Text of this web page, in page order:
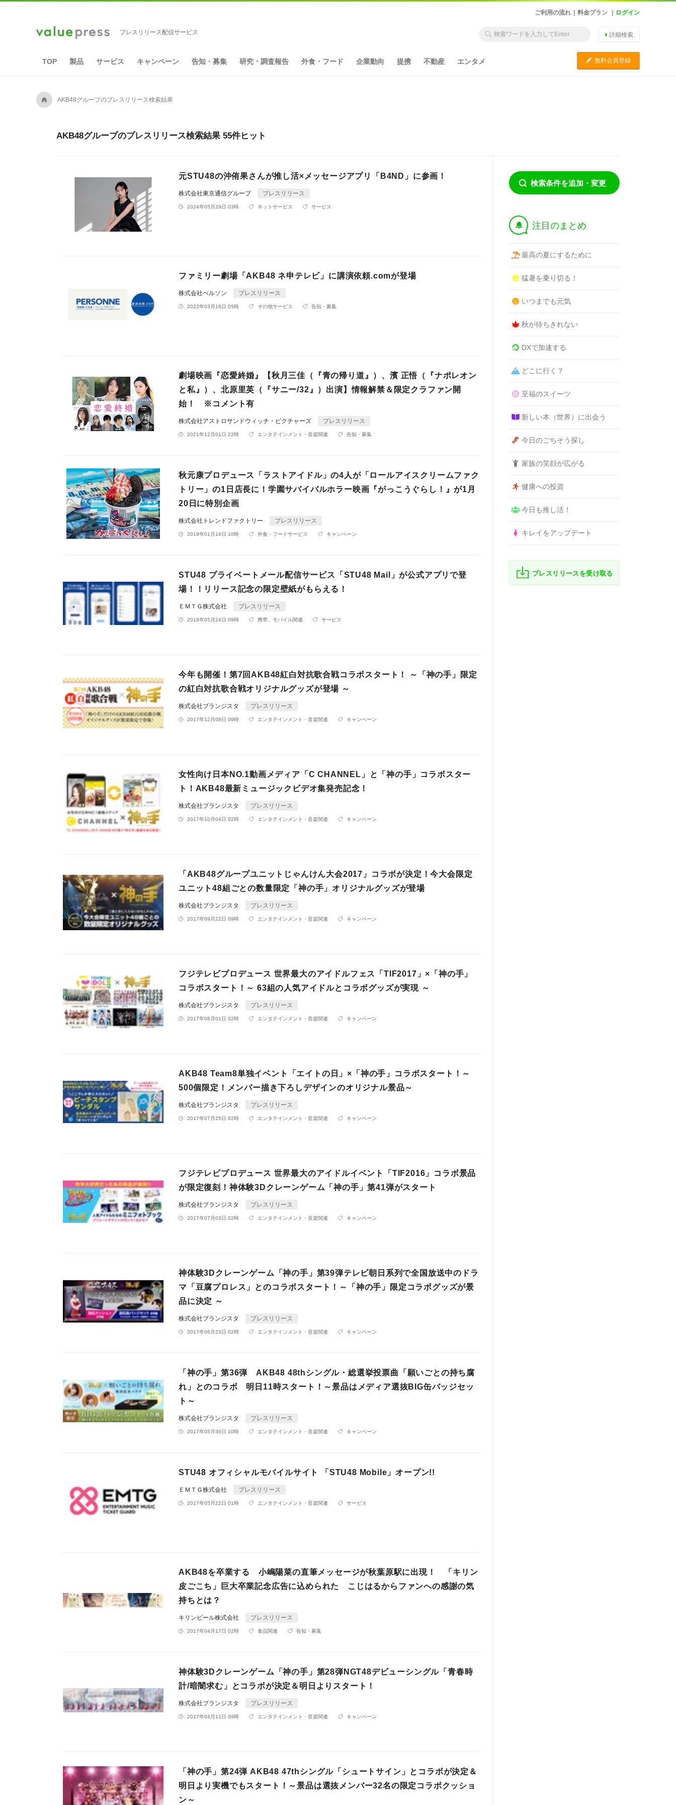
ご利用の流れ 料金プラン ログイン
プレスリリース配信サービス 詳細検索
TOP 製品 サービス キャンペーン 告知・募集 研究・調査報告 外食・フード 企業動向 提携 不動産 エンタメ C 無料会員登録
A AKB48グループのプレスリリース検索結果
AKB48グループのプレスリリース検索結果 55件ヒット
元STU48の沖侑果さんが推し活×メッセージアプリ「B4ND」に参画！
株式会社東京通信グループ プレスリリース
2024年05月29日 03時 ネットサービス サービス
ファミリー劇場「AKB48 ネ申テレビ」に講演依頼.comが登場
株式会社ぺルソン プレスリリース
2022年03月18日 05時 その他サービス 告知・募集
劇場映画『恋愛終婚』【秋月三佳（『青の帰り道』）、濱 正悟（『ナポレオン
と私』）、北原里英（『サニー/32』）出演】情報解禁＆限定クラファン開
始！ ※コメント有
株式会社アストロサンドウィッチ・ピクチャーズ プレスリリース
2021年12月01日 22時 エンタテインメント・音楽関連 告知・募集
秋元康プロデュース「ラストアイドル」の4人が「ロールアイスクリームファク
トリー」の1日店長に！学園サバイバルホラー映画『がっこうぐらし！』が1月
20日に特別企画
株式会社トレンドファクトリー プレスリリース
2019年01月16日 10時 外食・フードサービス キャンペーン
STU48 プライベートメール配信サービス「STU48 Mail」が公式アプリで登
場！！リリース記念の限定壁紙がもらえる！
ＥＭＴＧ株式会社 プレスリリース
2018年05月24日 09時 携帯、モバイル関連 サービス
今年も開催！第7回AKB48紅白対抗歌合戦コラボスタート！ ～「神の手」限定
の紅白対抗歌合戦オリジナルグッズが登場 ～
株式会社ブランジスタ プレスリリース
2017年12月08日 09時 エンタテインメント・音楽関連 キャンペーン
女性向け日本NO.1動画メディア「C CHANNEL」と「神の手」コラボスター
ト！AKB48最新ミュージックビデオ集発売記念！
株式会社ブランジスタ プレスリリース
2017年10月04日 02時 エンタテインメント・音楽関連 キャンペーン
「AKB48グループユニットじゃんけん大会2017」コラボが決定！今大会限定
ユニット48組ごとの数量限定「神の手」オリジナルグッズが登場
株式会社ブランジスタ プレスリリース
2017年09月22日 09時 エンタテインメント・音楽関連 キャンペーン
フジテレビプロデュース 世界最大のアイドルフェス「TIF2017」×「神の手」
コラボスタート！～ 63組の人気アイドルとコラボグッズが実現 ～
株式会社ブランジスタ プレスリリース
2017年08月01日 02時 エンタテインメント・音楽関連 キャンペーン
AKB48 Team8単独イベント「エイトの日」×「神の手」コラボスタート！～
500個限定！メンバー描き下ろしデザインのオリジナル景品～
株式会社ブランジスタ プレスリリース
2017年07月25日 02時 エンタテインメント・音楽関連 キャンペーン
フジテレビプロデュース 世界最大のアイドルイベント「TIF2016」コラボ景品
が限定復刻！神体験3Dクレーンゲーム「神の手」第41弾がスタート
株式会社ブランジスタ プレスリリース
2017年07月03日 02時 エンタテインメント・音楽関連 キャンペーン
神体験3Dクレーンゲーム「神の手」第39弾テレビ朝日系列で全国放送中のドラ
マ「豆腐プロレス」とのコラボスタート！～「神の手」限定コラボグッズが景
品に決定 ～
株式会社ブランジスタ プレスリリース
2017年06月23日 02時 エンタテインメント・音楽関連 キャンペーン
「神の手」第36弾 AKB48 48thシングル・総選挙投票曲「願いごとの持ち腐
れ」とのコラボ 明日11時スタート！～景品はメディア選抜BIG缶バッジセッ
ト～
株式会社ブランジスタ プレスリリース
2017年05月30日 10時 エンタテインメント・音楽関連 キャンペーン
STU48 オフィシャルモバイルサイト 「STU48 Mobile」オープン!!
ＥＭＴＧ株式会社 プレスリリース
2017年05月22日 01時 エンタテインメント・音楽関連 サービス
AKB48を卒業する 小嶋陽菜の直筆メッセージが秋葉原駅に出現！ 「キリン
皮ごこち」巨大卒業記念広告に込められた こじはるからファンへの感謝の気
持ちとは？
キリンビール株式会社 プレスリリース
2017年04月17日 02時 食品関連 告知・募集
神体験3Dクレーンゲーム「神の手」第28弾NGT48デビューシングル「青春時
計/暗闇求む」とコラボが決定＆明日よりスタート！
株式会社ブランジスタ プレスリリース
2017年04月11日 09時 エンタテインメント・音楽関連 キャンペーン
「神の手」第24弾 AKB48 47thシングル「シュートサイン」とコラボが決定＆
明日より実機でもスタート！～景品は選抜メンバー32名の限定コラボクッショ
ン～
検索条件を追加・変更
† 注目のまとめ
最高の夏にするために
猛暑を乗り切る！
いつまでも元気
秋が待ちきれない
DXで加速する
どこに行く？
至福のスイーツ
新しい本（世界）に出会う
今日のごちそう探し
家族の笑顔が広がる
健康への投資
今日も推し活！
キレイをアップデート
プレスリリースを受け取る